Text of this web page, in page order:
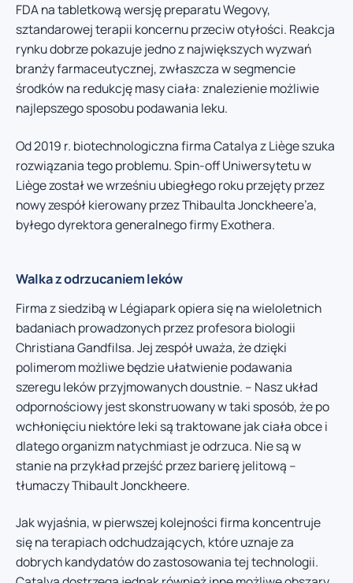
FDA na tabletkową wersję preparatu Wegovy,
sztandarowej terapii koncernu przeciw otyłości. Reakcja
rynku dobrze pokazuje jedno z największych wyzwań
branży farmaceutycznej, zwłaszcza w segmencie
środków na redukcję masy ciała: znalezienie możliwie
najlepszego sposobu podawania leku.
Od 2019 r. biotechnologiczna firma Catalya z Liège szuka
rozwiązania tego problemu. Spin-off Uniwersytetu w
Liège został we wrześniu ubiegłego roku przejęty przez
nowy zespół kierowany przez Thibaulta Jonckheere’a,
byłego dyrektora generalnego firmy Exothera.
Walka z odrzucaniem leków
Firma z siedzibą w Légiapark opiera się na wieloletnich
badaniach prowadzonych przez profesora biologii
Christiana Gandfilsa. Jej zespół uważa, że dzięki
polimerom możliwe będzie ułatwienie podawania
szeregu leków przyjmowanych doustnie. – Nasz układ
odpornościowy jest skonstruowany w taki sposób, że po
wchłonięciu niektóre leki są traktowane jak ciała obce i
dlatego organizm natychmiast je odrzuca. Nie są w
stanie na przykład przejść przez barierę jelitową –
tłumaczy Thibault Jonckheere.
Jak wyjaśnia, w pierwszej kolejności firma koncentruje
się na terapiach odchudzających, które uznaje za
dobrych kandydatów do zastosowania tej technologii.